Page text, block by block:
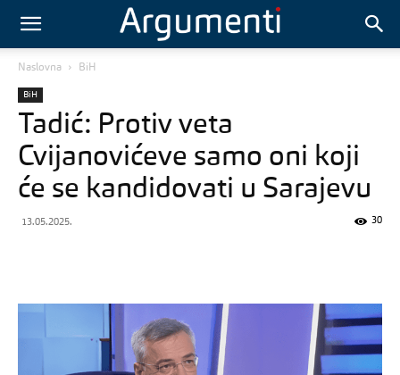
Naslovna BiH
BiH
Tadić: Protiv veta
Cvijanovićeve samo oni koji
će se kandidovati u Sarajevu
13.05.2025. 30